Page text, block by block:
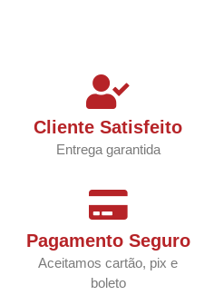
Cliente Satisfeito
Entrega garantida
Pagamento Seguro
Aceitamos cartão, pix e
boleto